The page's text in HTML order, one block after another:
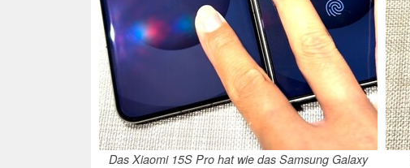
Das Xiaomi 15S Pro hat wie das Samsung Galaxy